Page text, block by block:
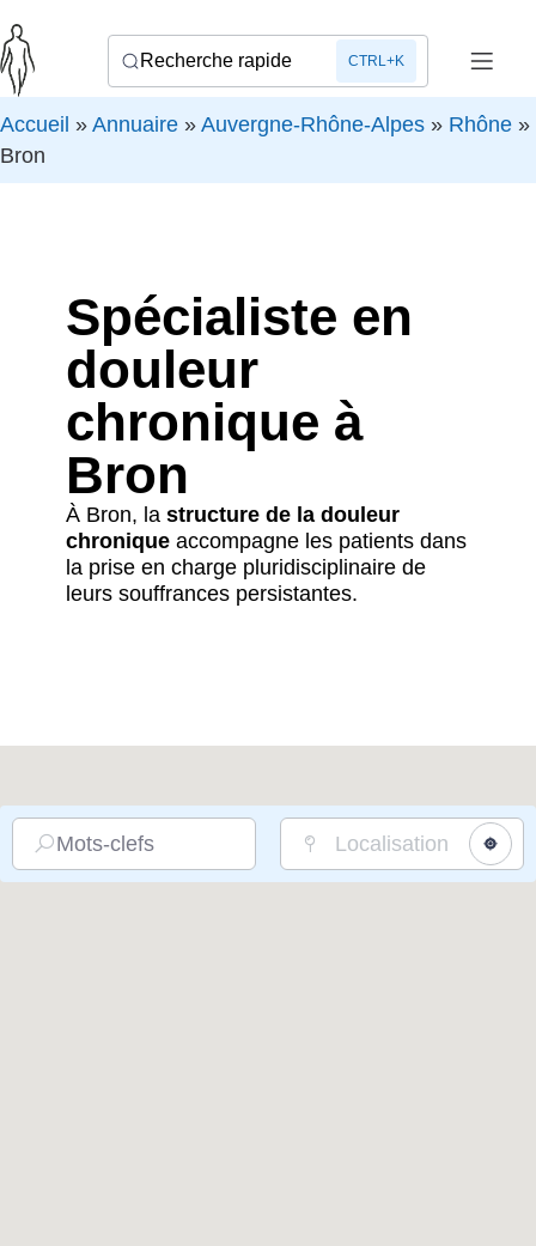
Recherche rapide CTRL+K
Accueil » Annuaire » Auvergne-Rhône-Alpes » Rhône »
Bron
Spécialiste en
douleur
chronique à
Bron
À Bron, la structure de la douleur
chronique accompagne les patients dans
la prise en charge pluridisciplinaire de
leurs souffrances persistantes.
Mots-clefs